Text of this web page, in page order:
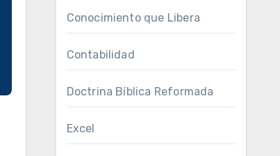
Conocimiento que Libera
Contabilidad
Doctrina Bíblica Reformada
Excel